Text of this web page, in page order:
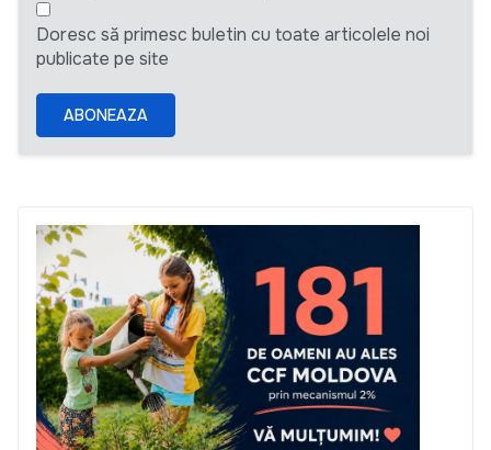
Doresc să primesc buletin cu toate articolele noi
publicate pe site
ABONEAZA